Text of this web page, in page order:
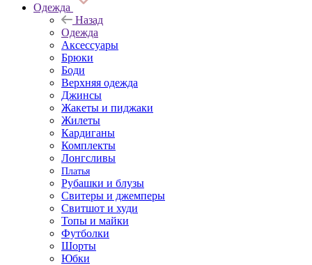
Одежда
Назад
Одежда
Аксессуары
Брюки
Боди
Верхняя одежда
Джинсы
Жакеты и пиджаки
Жилеты
Кардиганы
Комплекты
Лонгсливы
Платья
Рубашки и блузы
Свитеры и джемперы
Свитшот и худи
Топы и майки
Футболки
Шорты
Юбки